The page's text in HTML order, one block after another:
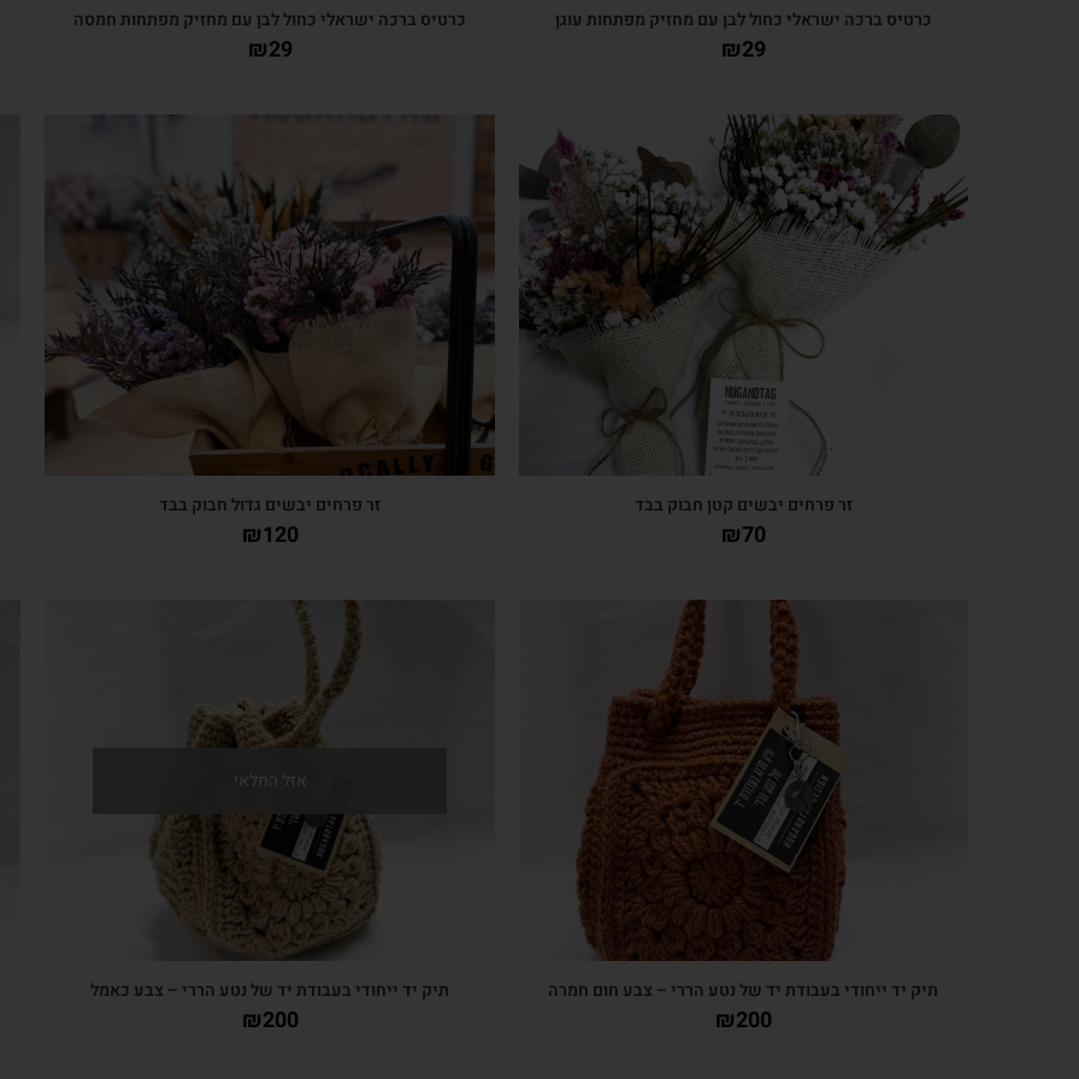
כרטיס ברכה ישראלי כחול לבן עם מחזיק מפתחות עוגן
₪29
כרטיס ברכה ישראלי כחול לבן עם מחזיק מפתחות חמסה
₪29
צפייה מהירה
זר פרחים יבשים קטן חבוק בבד
₪70
צפייה מהירה
זר פרחים יבשים גדול חבוק בבד
₪120
צפייה מהירה
תיק יד ייחודי בעבודת יד של נטע הררי – צבע חום חמרה
₪200
אזל המלאי
צפייה מהירה
תיק יד ייחודי בעבודת יד של נטע הררי – צבע כאמל
₪200